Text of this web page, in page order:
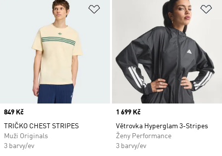
Přidat do seznamu přání
Price
849 Kč
TRIČKO CHEST STRIPES
Muži Originals
3 barvy/ev
Price
1 699 Kč
Větrovka Hyperglam 3-Stripes
Ženy Performance
3 barvy/ev